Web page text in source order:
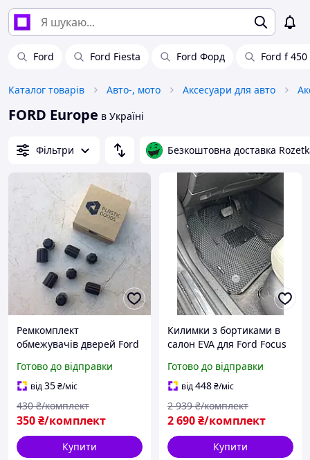
Ford Ford Fiesta Ford Форд Ford f
Каталог товарів Авто-, мото Аксесуари для авто
FORD Europe в Україні
Фільтри Безкоштовна доставка
Ремкомплект
обмежувачів дверей Ford
2020
Готово до відправки
від35₴/міс
350₴/комплект
430 ₴/комплект
Купити
Килимки з бортиками в
салон EVA для Ford Focus
Європа
Готово до відправки
від448₴/міс
2 690₴/комплект
2 939 ₴/комплект
Купити